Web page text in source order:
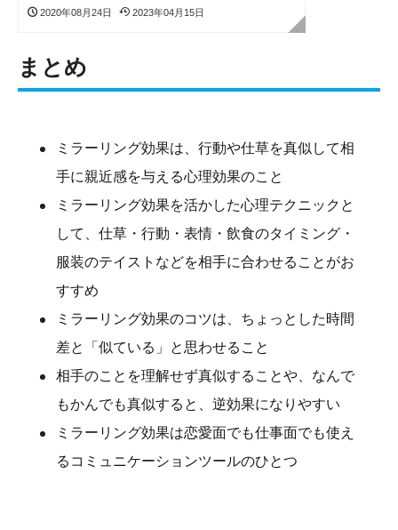
2020年08月24日 2023年04月15日
まとめ
ミラーリング効果は、行動や仕草を真似して相
手に親近感を与える心理効果のこと
ミラーリング効果を活かした心理テクニックと
して、仕草・行動・表情・飲食のタイミング・
服装のテイストなどを相手に合わせることがお
すすめ
ミラーリング効果のコツは、ちょっとした時間
差と「似ている」と思わせること
相手のことを理解せず真似することや、なんで
もかんでも真似すると、逆効果になりやすい
ミラーリング効果は恋愛面でも仕事面でも使え
るコミュニケーションツールのひとつ